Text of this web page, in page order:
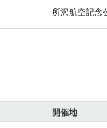
所沢航空記
開催地